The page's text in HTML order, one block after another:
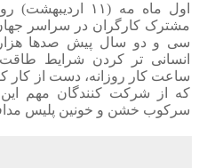
اول ماه مه (١١
مشترک کارگران در سراسر
سی و دو سال پیش صدها هزار
انسانی تر کردن شرایط
ساعت کار روزانه، دست از کار
که از شرکت کنندگان مهم
سرکوب خشن و خونین پلیس